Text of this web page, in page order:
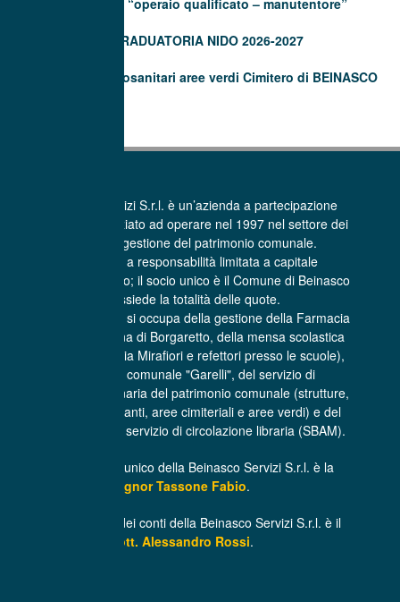
(40 ore) di “operaio qualificato – manutentore”
GRADUATORIA NIDO 2026-2027
Trattamenti fitosanitari aree verdi Cimitero di BEINASCO
La Beinasco Servizi S.r.l. è un’azienda a partecipazione
pubblica che ha iniziato ad operare nel 1997 nel settore dei
Servizi per la gestione del patrimonio comunale.
E’ una società a responsabilità limitata a capitale
interamente pubblico; il socio unico è il Comune di Beinasco
che possiede la totalità delle quote.
La Beinasco Servizi si occupa della gestione della Farmacia
comunale Sant’Anna di Borgaretto, della mensa scolastica
(centro cottura di via Mirafiori e refettori presso le scuole),
dell'asilo nido comunale "Garelli", del servizio di
manutenzione ordinaria del patrimonio comunale (strutture,
infrastrutture, impianti, aree cimiteriali e aree verdi) e del
trasporto libri per il servizio di circolazione libraria (SBAM).
L’Amministratore unico della Beinasco Servizi S.r.l. è la
Signor Tassone Fabio.
Il Revisore unico dei conti della Beinasco Servizi S.r.l. è il
Dott. Alessandro Rossi.